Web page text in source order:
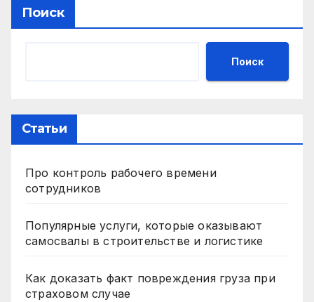
Поиск
Поиск
Статьи
Про контроль рабочего времени
сотрудников
Популярные услуги, которые оказывают
самосвалы в строительстве и логистике
Как доказать факт повреждения груза при
страховом случае